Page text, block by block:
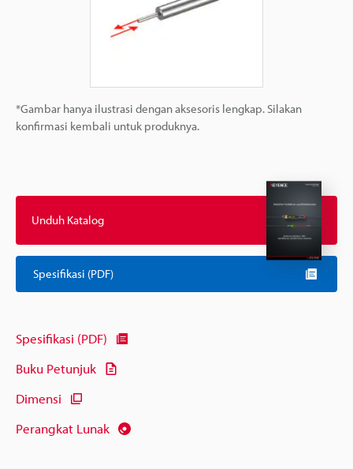
*Gambar hanya ilustrasi dengan aksesoris lengkap. Silakan
konfirmasi kembali untuk produknya.
Unduh Katalog
Spesifikasi (PDF)
Spesifikasi (PDF)
Buku Petunjuk
Dimensi
Perangkat Lunak